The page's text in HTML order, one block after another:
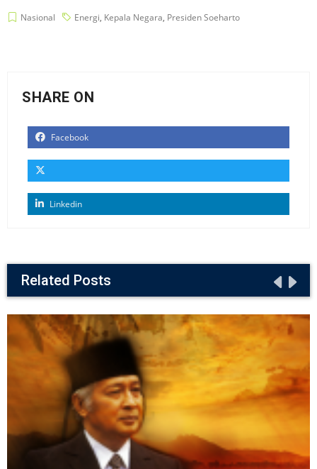
Nasional Energi, Kepala Negara, Presiden Soeharto
SHARE ON
Facebook
Linkedin
Related Posts